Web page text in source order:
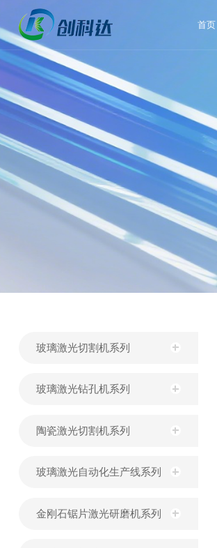
首页
玻璃激光切割机系列
玻璃激光钻孔机系列
陶瓷激光切割机系列
玻璃激光自动化生产线系列
金刚石锯片激光研磨机系列